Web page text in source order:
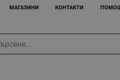
МАГАЗИНИ КОНТАКТИ